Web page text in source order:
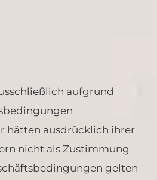
aufgrund
hätten ausdrücklich ihrer
nicht als Zustimmung
gelten